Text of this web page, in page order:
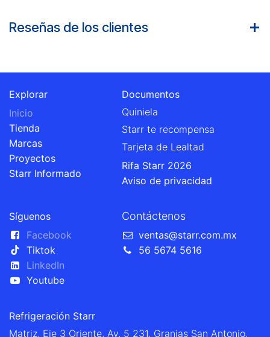
Reseñas de los clientes
Explorar
Inicio
Tienda
Marcas
Proyectos
Starr Informado
Documentos
Quiniela
Starr te recompensa
Tarjeta de Lealtad
Rifa Starr 2026
Aviso de privacidad
Síguenos
Facebook
Tiktok
LinkedIn
Youtube
Contáctenos
ventas@starr.com.mx
56 5674 5616
Refrigeración Starr
Matriz, Eje 3 Oriente, Av. 5 231, Granjas San Antonio,